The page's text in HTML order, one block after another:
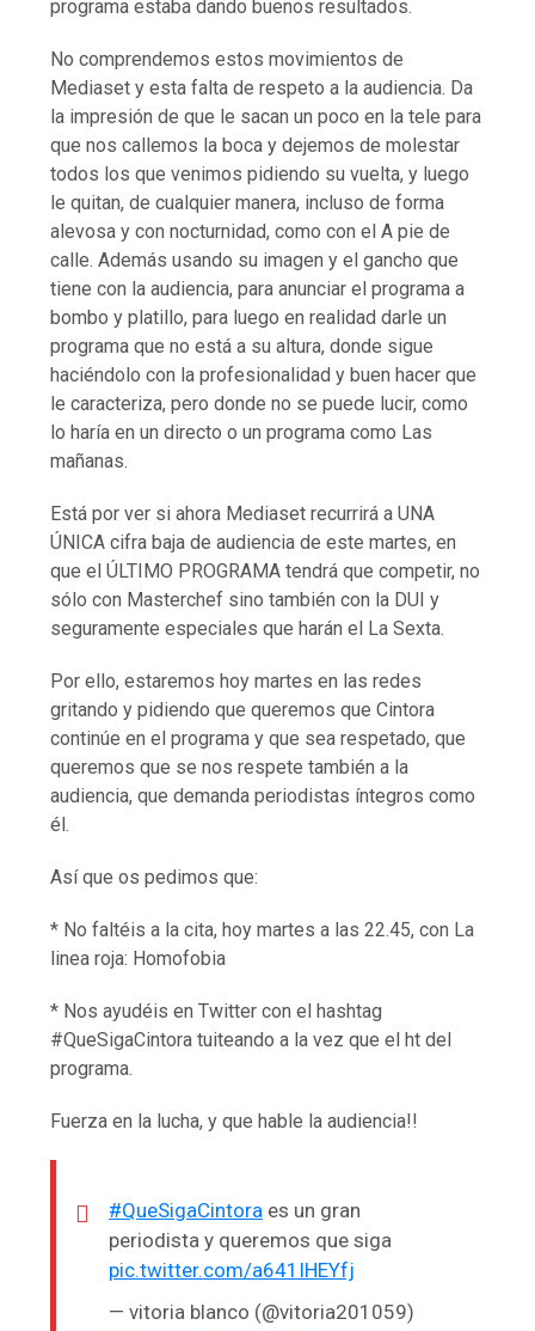
programa estaba dando buenos resultados.
No comprendemos estos movimientos de
Mediaset y esta falta de respeto a la audiencia. Da
la impresión de que le sacan un poco en la tele para
que nos callemos la boca y dejemos de molestar
todos los que venimos pidiendo su vuelta, y luego
le quitan, de cualquier manera, incluso de forma
alevosa y con nocturnidad, como con el A pie de
calle. Además usando su imagen y el gancho que
tiene con la audiencia, para anunciar el programa a
bombo y platillo, para luego en realidad darle un
programa que no está a su altura, donde sigue
haciéndolo con la profesionalidad y buen hacer que
le caracteriza, pero donde no se puede lucir, como
lo haría en un directo o un programa como Las
mañanas.
Está por ver si ahora Mediaset recurrirá a UNA
ÚNICA cifra baja de audiencia de este martes, en
que el ÚLTIMO PROGRAMA tendrá que competir, no
sólo con Masterchef sino también con la DUI y
seguramente especiales que harán el La Sexta.
Por ello, estaremos hoy martes en las redes
gritando y pidiendo que queremos que Cintora
continúe en el programa y que sea respetado, que
queremos que se nos respete también a la
audiencia, que demanda periodistas íntegros como
él.
Así que os pedimos que:
* No faltéis a la cita, hoy martes a las 22.45, con La
linea roja: Homofobia
* Nos ayudéis en Twitter con el hashtag
#QueSigaCintora tuiteando a la vez que el ht del
programa.
Fuerza en la lucha, y que hable la audiencia!!
#QueSigaCintora es un gran
periodista y queremos que siga
pic.twitter.com/a641IHEYfj
— vitoria blanco (@vitoria201059)